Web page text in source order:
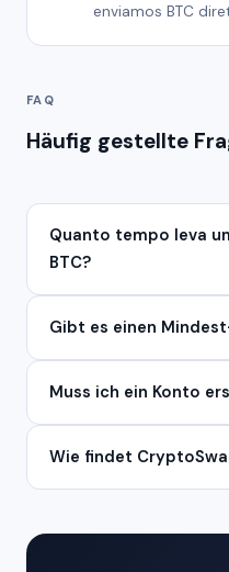
enviamos BTC
FAQ
Häufig gestellte
Quanto tempo leva
BTC?
Gibt es einen
Muss ich ein Konto
Wie findet